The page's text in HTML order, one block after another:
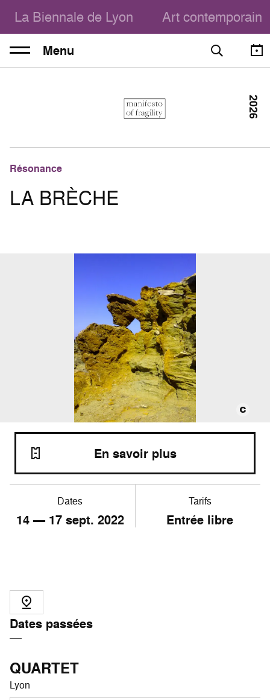
La Biennale de Lyon Art contemporain
Menu
Résonance
LA BRÈCHE
2026
Dates
14— 17sept. 2022
Tarifs
Entrée libre
En savoir plus
Dates passées
QUARTET
Lyon